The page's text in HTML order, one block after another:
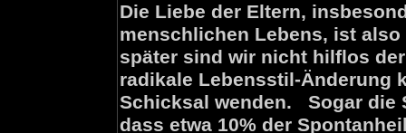
Die Liebe der Eltern,
menschlichen Lebens, ist
später sind wir nicht hilflos
radikale Lebensstil-Änderung
Schicksal wenden. Sogar die
dass etwa 10% der